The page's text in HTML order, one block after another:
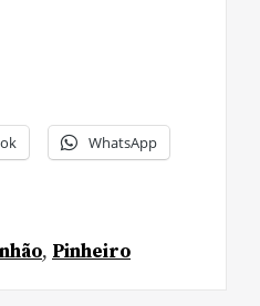
WhatsApp
, Pinheiro